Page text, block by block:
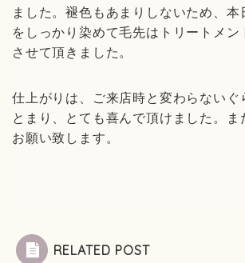
ました。褪色もあまりしないため、本
をしっかり染めて毛先はトリートメン
させて頂きました。
仕上がりは、ご来店時と変わらないぐ
とまり、とても喜んで頂けました。ま
お願い致します。
RELATED POST